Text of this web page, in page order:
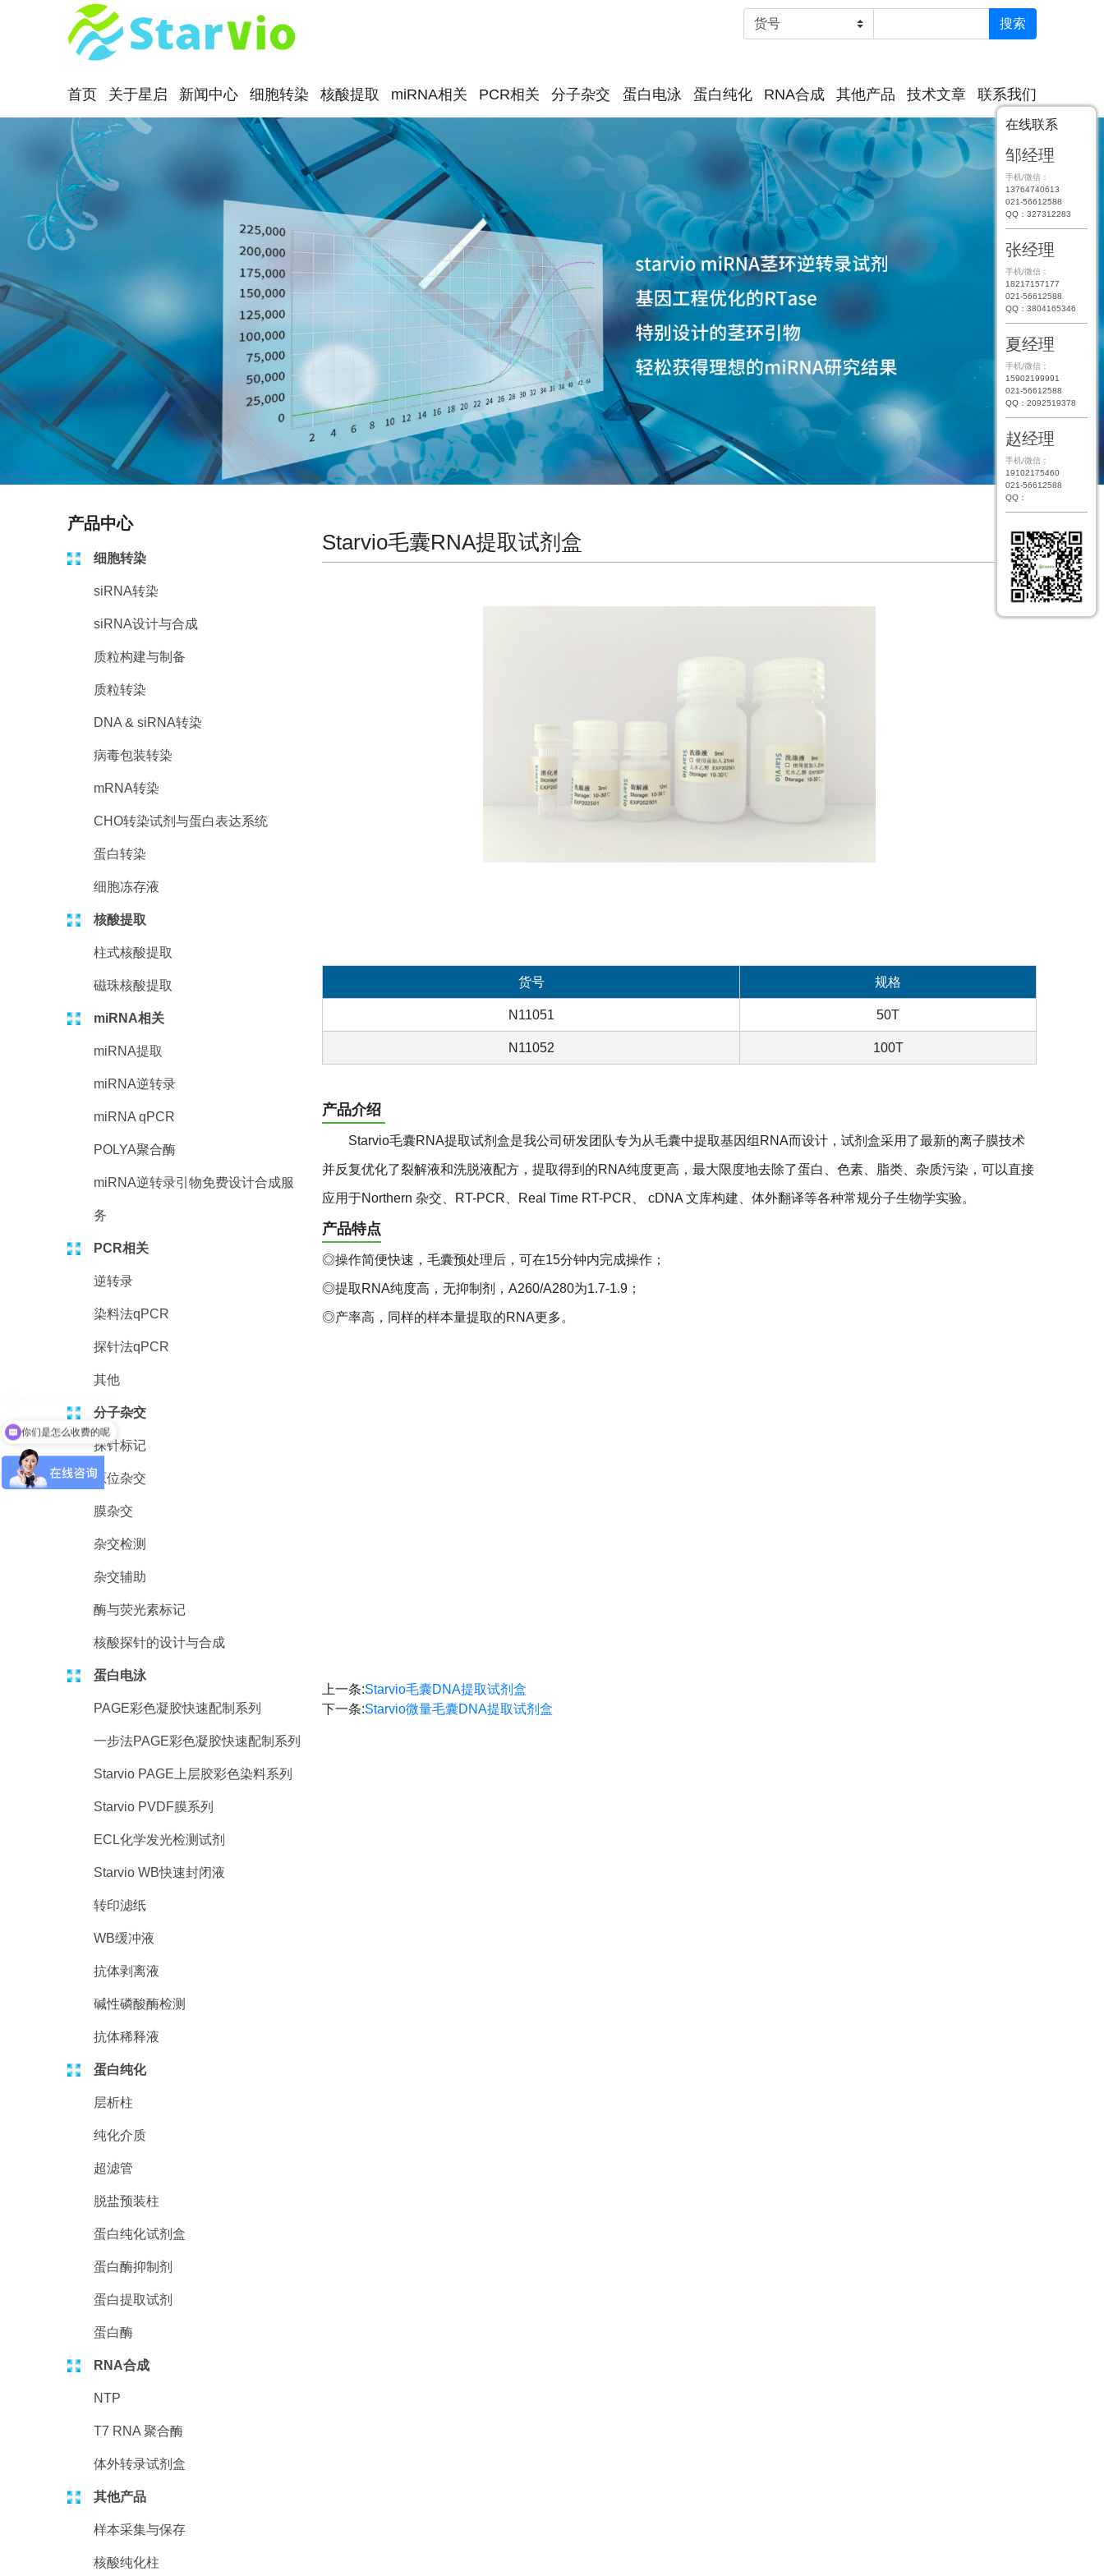
首页 关于星启 新闻中心 细胞转染 核酸提取 miRNA相关 PCR相关 分子杂交 蛋白电泳 蛋白纯化 RNA合成 其他产品 技术文章 联系我们
产品中心
细胞转染
siRNA转染
siRNA设计与合成
质粒构建与制备
质粒转染
DNA & siRNA转染
病毒包装转染
mRNA转染
CHO转染试剂与蛋白表达系统
蛋白转染
细胞冻存液
核酸提取
柱式核酸提取
磁珠核酸提取
miRNA相关
miRNA提取
miRNA逆转录
miRNA qPCR
POLYA聚合酶
miRNA逆转录引物免费设计合成服
务
PCR相关
逆转录
染料法qPCR
探针法qPCR
其他
分子杂交
探针标记
原位杂交
膜杂交
杂交检测
杂交辅助
酶与荧光素标记
核酸探针的设计与合成
蛋白电泳
PAGE彩色凝胶快速配制系列
一步法PAGE彩色凝胶快速配制系列
Starvio PAGE上层胶彩色染料系列
Starvio PVDF膜系列
ECL化学发光检测试剂
Starvio WB快速封闭液
转印滤纸
WB缓冲液
抗体剥离液
碱性磷酸酶检测
抗体稀释液
蛋白纯化
层析柱
纯化介质
超滤管
脱盐预装柱
蛋白纯化试剂盒
蛋白酶抑制剂
蛋白提取试剂
蛋白酶
RNA合成
NTP
T7 RNA 聚合酶
体外转录试剂盒
其他产品
样本采集与保存
核酸纯化柱
Starvio毛囊RNA提取试剂盒
货号 规格
N11051 50T
N11052 100T
产品介绍
Starvio毛囊RNA提取试剂盒是我公司研发团队专为从毛囊中提取基因组RNA而设计，试剂盒采用了最新的离子膜技术
并反复优化了裂解液和洗脱液配方，提取得到的RNA纯度更高，最大限度地去除了蛋白、色素、脂类、杂质污染，可以直接
应用于Northern 杂交、RT-PCR、Real Time RT-PCR、 cDNA 文库构建、体外翻译等各种常规分子生物学实验。
产品特点
◎操作简便快速，毛囊预处理后，可在15分钟内完成操作；
◎提取RNA纯度高，无抑制剂，A260/A280为1.7-1.9；
◎产率高，同样的样本量提取的RNA更多。
上一条:Starvio毛囊DNA提取试剂盒
下一条:Starvio微量毛囊DNA提取试剂盒
在线联系
邹经理
手机/微信：
13764740613
021-56612588
QQ：327312283
张经理
手机/微信：
18217157177
021-56612588
QQ：3804165346
夏经理
手机/微信：
15902199991
021-56612588
QQ：2092519378
赵经理
手机/微信：
19102175460
021-56612588
QQ：
你们是怎么收费的呢